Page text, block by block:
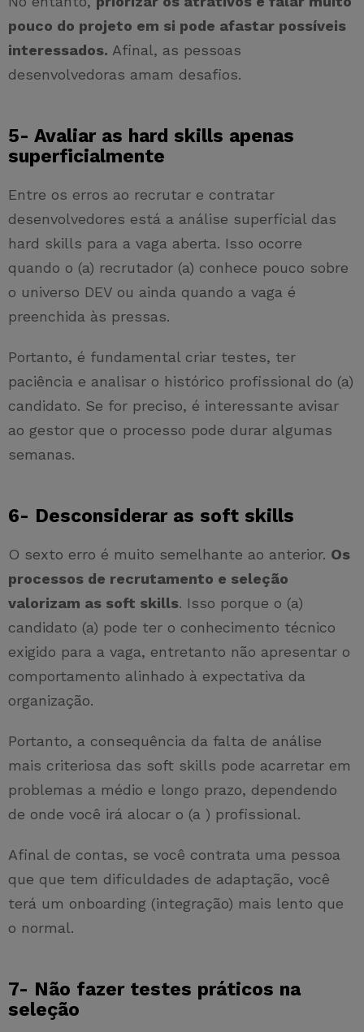
pouco do projeto em si pode afastar possíveis
interessados. Afinal, as pessoas
desenvolvedoras amam desafios.
5- Avaliar as hard skills apenas
superficialmente
Entre os erros ao recrutar e contratar
desenvolvedores está a análise superficial das
hard skills para a vaga aberta. Isso ocorre
quando o (a) recrutador (a) conhece pouco sobre
o universo DEV ou ainda quando a vaga é
preenchida às pressas.
Portanto, é fundamental criar testes, ter
paciência e analisar o histórico profissional do (a)
candidato. Se for preciso, é interessante avisar
ao gestor que o processo pode durar algumas
semanas.
6- Desconsiderar as soft skills
O sexto erro é muito semelhante ao anterior. Os
processos de recrutamento e seleção
valorizam as soft skills. Isso porque o (a)
candidato (a) pode ter o conhecimento técnico
exigido para a vaga, entretanto não apresentar o
comportamento alinhado à expectativa da
organização.
Portanto, a consequência da falta de análise
mais criteriosa das soft skills pode acarretar em
problemas a médio e longo prazo, dependendo
de onde você irá alocar o (a ) profissional.
Afinal de contas, se você contrata uma pessoa
que que tem dificuldades de adaptação, você
terá um onboarding (integração) mais lento que
o normal.
7- Não fazer testes práticos na
seleção